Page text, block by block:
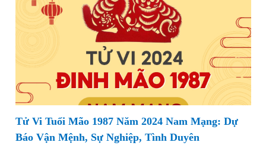
Tử Vi Tuổi Mão 1987 Năm 2024 Nam Mạng: Dự
Báo Vận Mệnh, Sự Nghiệp, Tình Duyên